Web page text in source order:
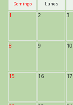
Domingo Lunes
1 2 3
8 9 10
15 16 17